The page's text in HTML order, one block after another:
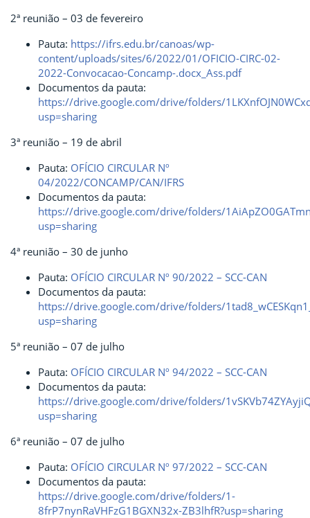
2ª reunião – 03 de fevereiro
Pauta: https://ifrs.edu.br/canoas/wp-
content/uploads/sites/6/2022/01/OFICIO-CIRC-02-
2022-Convocacao-Concamp-.docx_Ass.pdf
Documentos da pauta:
https://drive.google.com/drive/folders/
usp=sharing
3ª reunião – 19 de abril
Pauta: OFÍCIO CIRCULAR Nº
04/2022/CONCAMP/CAN/IFRS
Documentos da pauta:
https://drive.google.com/drive/folders/
usp=sharing
4ª reunião – 30 de junho
Pauta: OFÍCIO CIRCULAR Nº 90/2022 – SCC-CAN
Documentos da pauta:
https://drive.google.com/drive/folders/
usp=sharing
5ª reunião – 07 de julho
Pauta: OFÍCIO CIRCULAR Nº 94/2022 – SCC-CAN
Documentos da pauta:
https://drive.google.com/drive/folders/
usp=sharing
6ª reunião – 07 de julho
Pauta: OFÍCIO CIRCULAR Nº 97/2022 – SCC-CAN
Documentos da pauta:
https://drive.google.com/drive/folders/1-
8frP7nynRaVHFzG1BGXN32x-ZB3lhfR?usp=sharing